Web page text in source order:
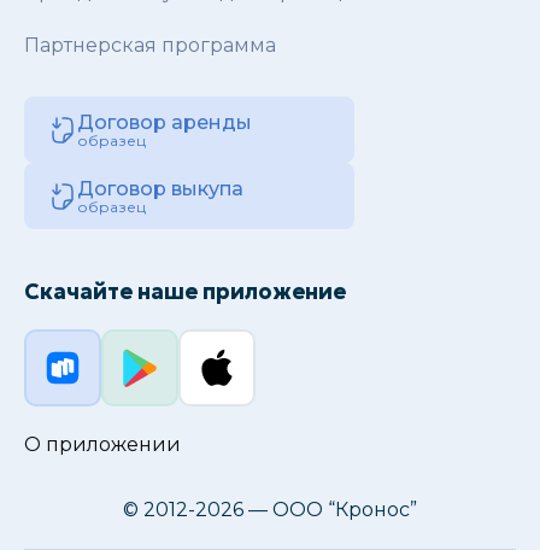
Партнерская программа
Договор аренды
образец
Договор выкупа
образец
Скачайте наше приложение
О приложении
© 2012-2026 — ООО “Кронос”